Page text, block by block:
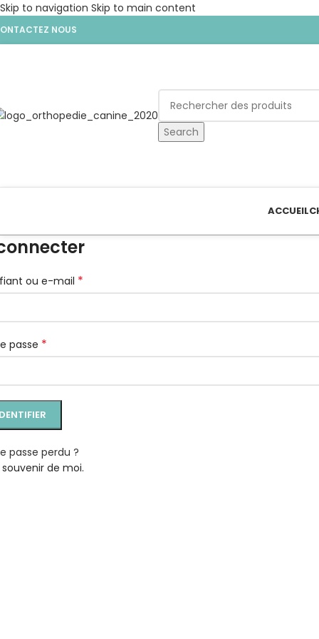
Skip to navigation Skip to main content
NOUS
Search
ACCUEIL
ou e-mail *
passe *
passe perdu ?
souvenir de moi.